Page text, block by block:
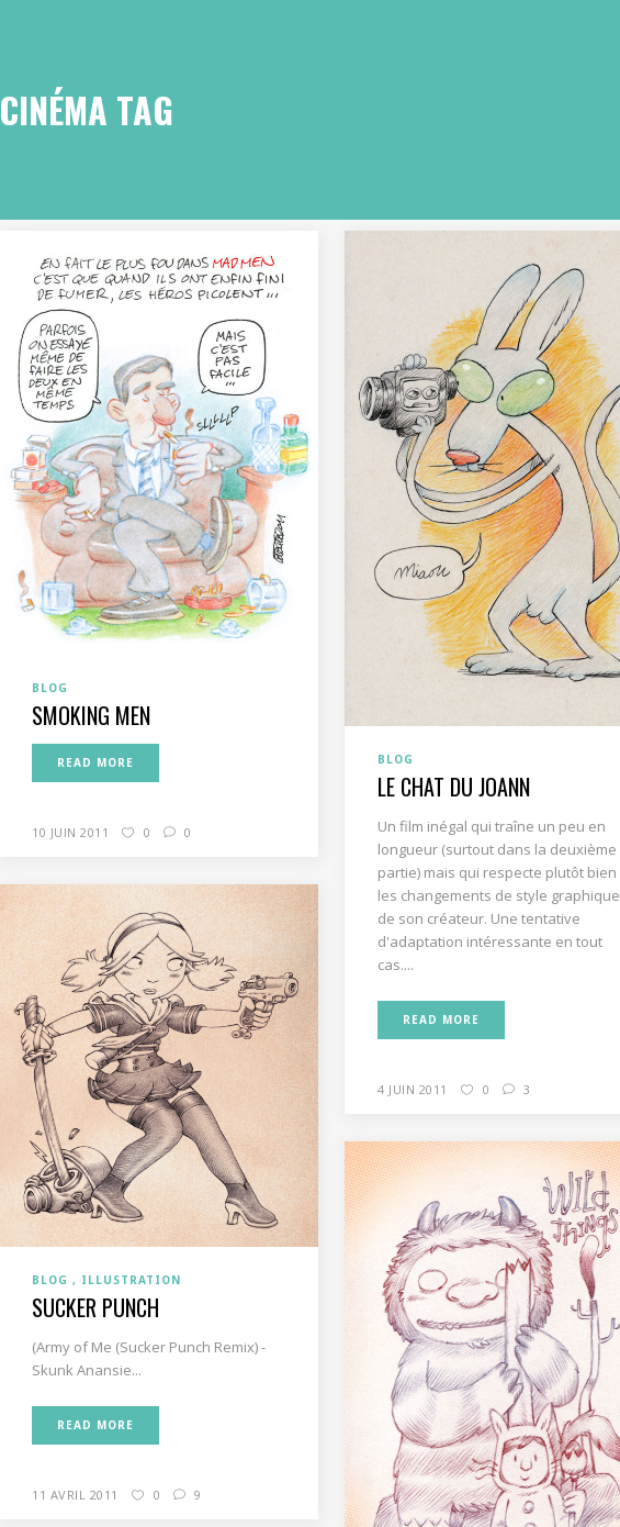
CINÉMA TAG
BLOG
SMOKING MEN
READ MORE
10 JUIN 2011 0 0
BLOG
LE CHAT DU JOANN
Un film inégal qui traîne un peu en
longueur (surtout dans la deuxième
partie) mais qui respecte plutôt bien
les changements de style graphique
de son créateur. Une tentative
d'adaptation intéressante en tout
cas....
READ MORE
4 JUIN 2011 0 3
BLOG ILLUSTRATION
SUCKER PUNCH
(Army of Me (Sucker Punch Remix) -
Skunk Anansie...
READ MORE
11 AVRIL 2011 0 9